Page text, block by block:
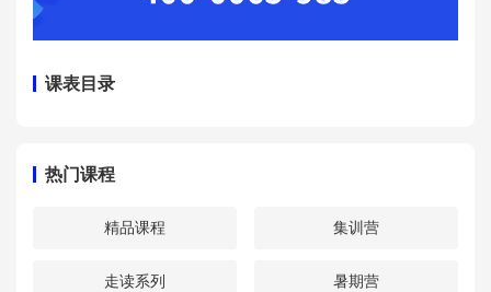
课表目录
热门课程
精品课程 集训营
走读系列 暑期营